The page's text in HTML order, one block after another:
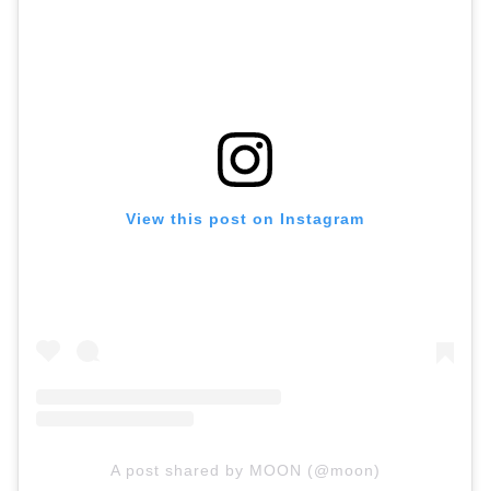
View this post on Instagram
A post shared by MOON (@moon)